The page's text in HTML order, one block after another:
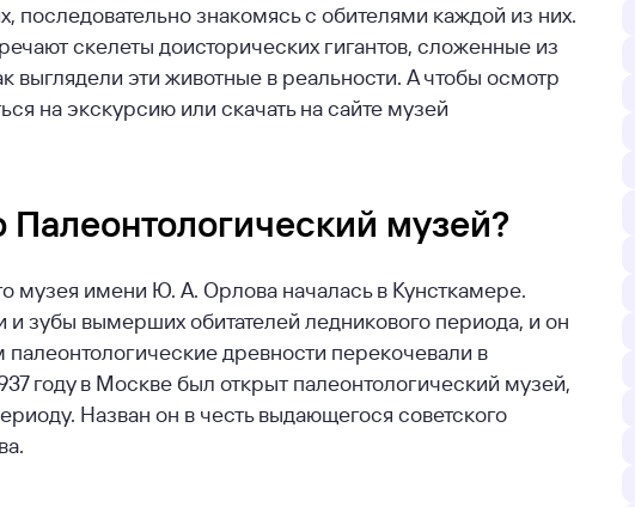
знакомясь с обителями каждой из них.
скелеты доисторических гигантов, сложенные из
выглядели эти животные в реальности. А чтобы осмотр
на экскурсию или скачать на сайте музей
музей?
музея имени Ю. А. Орлова началась в Кунсткамере.
зубы вымерших обитателей ледникового периода, и он
палеонтологические древности перекочевали в
году в Москве был открыт палеонтологический музей,
Назван он в честь выдающегося советского